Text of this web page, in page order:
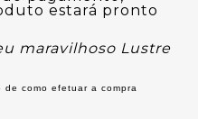
estará pronto
maravilhoso Lustre
como efetuar a compra